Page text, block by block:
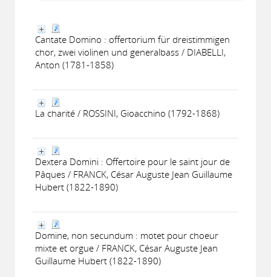
Cantate Domino : offertorium für dreistimmigen
chor, zwei violinen und generalbass / DIABELLI,
Anton (1781-1858)
La charité / ROSSINI, Gioacchino (1792-1868)
Dextera Domini : Offertoire pour le saint jour de
Pâques / FRANCK, César Auguste Jean Guillaume
Hubert (1822-1890)
Domine, non secundum : motet pour choeur
mixte et orgue / FRANCK, César Auguste Jean
Guillaume Hubert (1822-1890)